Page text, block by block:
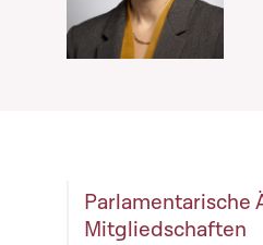
Parlamentarische
Mitgliedschaften